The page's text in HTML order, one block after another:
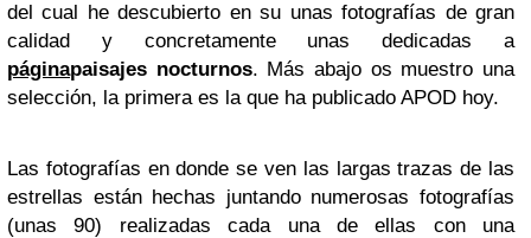
del cual he descubierto en su unas fotografías de gran
calidad y concretamente unas dedicadas a
páginapaisajes nocturnos. Más abajo os muestro una
selección, la primera es la que ha publicado APOD hoy.
Las fotografías en donde se ven las largas trazas de las
estrellas están hechas juntando numerosas fotografías
(unas 90) realizadas cada una de ellas con una